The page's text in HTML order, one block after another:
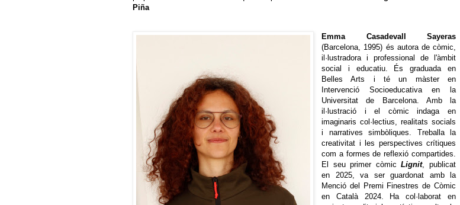
Piña
Emma Casadevall Sayeras
(Barcelona, 1995) és autora de còmic,
il·lustradora i professional de l'àmbit
social i educatiu. És graduada en
Belles Arts i té un màster en
Intervenció Socioeducativa en la
Universitat de Barcelona. Amb la
il·lustració i el còmic indaga en
imaginaris col·lectius, realitats socials
i narratives simbòliques. Treballa la
creativitat i les perspectives crítiques
com a formes de reflexió compartides.
El seu primer còmicLignit, publicat
en 2025, va ser guardonat amb la
Menció del Premi Finestres de Còmic
en Català 2024. Ha col·laborat en